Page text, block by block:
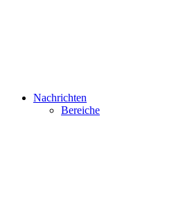
Nachrichten
Bereiche